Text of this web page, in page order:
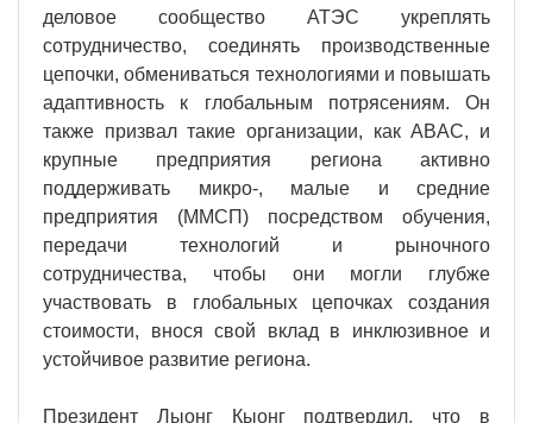
деловое сообщество АТЭС укреплять
сотрудничество, соединять производственные
цепочки, обмениваться технологиями и повышать
адаптивность к глобальным потрясениям. Он
также призвал такие организации, как ABAC, и
крупные предприятия региона активно
поддерживать микро-, малые и средние
предприятия (ММСП) посредством обучения,
передачи технологий и рыночного
сотрудничества, чтобы они могли глубже
участвовать в глобальных цепочках создания
стоимости, внося свой вклад в инклюзивное и
устойчивое развитие региона.
Президент Лыонг Кыонг подтвердил, что в